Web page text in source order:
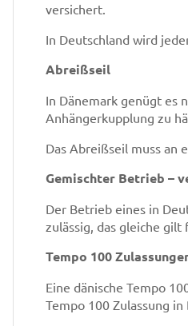
versichert.
In Deutschland wird
Abreißseil
In Dänemark genügt es
Anhängerkupplung zu
Das Abreißseil muss an
Gemischter Betrieb –
Der Betrieb eines in
zulässig, das gleiche
Tempo 100
Eine dänische Tempo
Tempo 100 Zulassung in